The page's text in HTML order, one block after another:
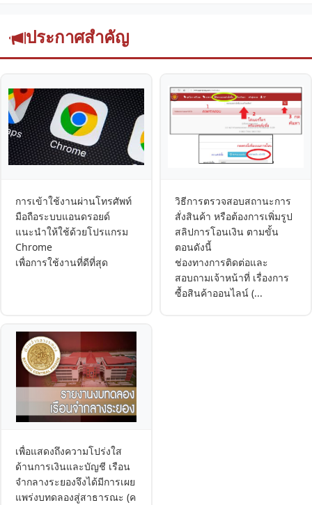
ประกาศสำคัญ
การเข้าใช้งานผ่านโทรศัพท์
มือถือระบบแอนดรอยด์
แนะนำให้ใช้ด้วยโปรแกรม
Chrome
เพื่อการใช้งานที่ดีที่สุด
วิธีการตรวจสอบสถานะการ
สั่งสินค้า หรือต้องการเพิ่มรูป
สลิปการโอนเงิน ตามขั้น
ตอนดังนี้
ช่องทางการติดต่อและ
สอบถามเจ้าหน้าที่ เรื่องการ
ซื้อสินค้าออนไลน์ (...
เพื่อแสดงถึงความโปร่งใส
ด้านการเงินและบัญชี เรือน
จำกลางระยองจึงได้มีการเผย
แพร่งบทดลองสู่สาธารณะ (ค